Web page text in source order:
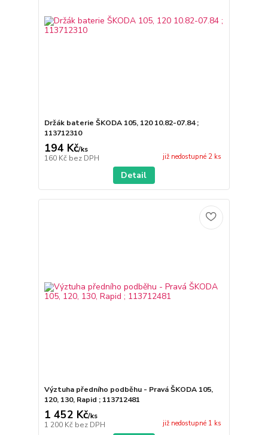
Držák baterie ŠKODA 105, 120 10.82-07.84 ;
113712310
194 Kč/ks
160 Kč bez DPH již nedostupné 2 ks
Detail
Výztuha předního podběhu - Pravá ŠKODA 105,
120, 130, Rapid ; 113712481
1 452 Kč/ks
1 200 Kč bez DPH již nedostupné 1 ks